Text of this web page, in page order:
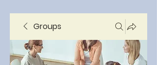
Groups